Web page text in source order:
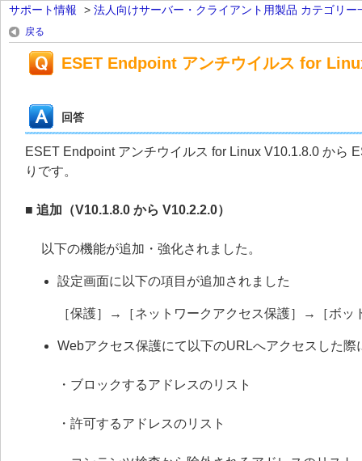
サポート情報 > 法人向けサーバー・クライアント用製品 カテゴリー
戻る
ESET Endpoint アンチウイルス for
回答
ESET Endpoint アンチウイルス for Linux V10.1.8.0 から
りです。
■ 追加（V10.1.8.0 から V10.2.2.0）
以下の機能が追加・強化されました。
設定画面に以下の項目が追加されました
［保護］→［ネットワークアクセス保護］→［ボッ
Webアクセス保護にて以下のURLへアクセスした
・ブロックするアドレスのリスト
・許可するアドレスのリスト